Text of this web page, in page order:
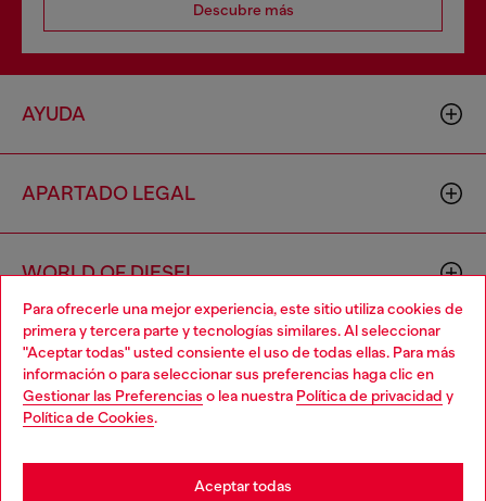
Para ofrecerle una mejor experiencia, este sitio utiliza cookies de
primera y tercera parte y tecnologías similares. Al seleccionar
"Aceptar todas" usted consiente el uso de todas ellas. Para más
información o para seleccionar sus preferencias haga clic en
Gestionar las Preferencias o lea nuestra Política de privacidad y
Política de Cookies.
Aceptar todas
Descubre más
AYUDA
APARTADO LEGAL
WORLD OF DIESEL
CORPORATE
Choose your location
You are currently browsing España website, but it seems you
may be based in United States